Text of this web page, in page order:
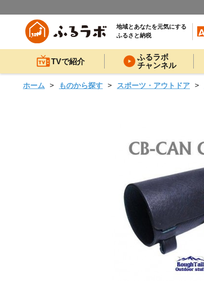
地域とあなたを元気にする
ふるさと納税
TVで紹介
ふるラボ
チャンネル
ホーム ものから探す スポーツ・アウトドア